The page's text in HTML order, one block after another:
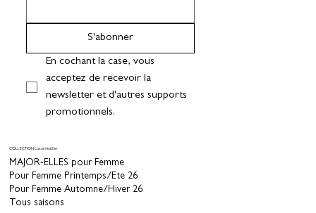
COLLECTION Luxury leather
MAJOR-ELLES pour Femme
Pour Femme Printemps/Ete 26
Pour Femme Automne/Hiver 26
Tous saisons
S'abonner
En cochant la case, vous
acceptez de recevoir la
newsletter et d'autres supports
promotionnels.